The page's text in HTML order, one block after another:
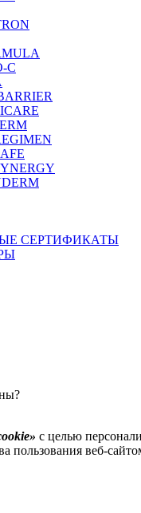
C
СЕРТИФИКАТЫ
с целью
пользования веб-